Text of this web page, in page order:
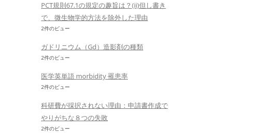
PCT規則67.1の規定の趣旨は？(ii)但し書き
で、微生物学的方法を除外した理由
2件のビュー
ガドリニウム（Gd）造影剤の種類
2件のビュー
医学英単語 morbidity 罹患率
2件のビュー
科研費が採択されない理由：申請書作成で
やりがちな８つの失敗
2件のビュー